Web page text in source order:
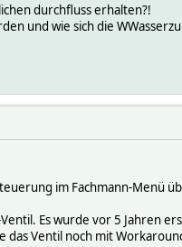
durchfluss erhalten?!
und wie sich die
im Fachmann-Menü
Es wurde vor 5 Jahren
das Ventil noch mit